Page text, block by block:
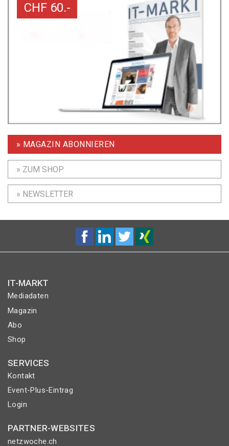
CHF 60.-
» MAGAZIN ABONNIEREN
» ZUM SHOP
» NEWSLETTER
IT-MARKT
Mediadaten
Magazin
Abo
Shop
SERVICES
Kontakt
Event-Plus-Eintrag
Login
PARTNER-WEBSITES
netzwoche.ch